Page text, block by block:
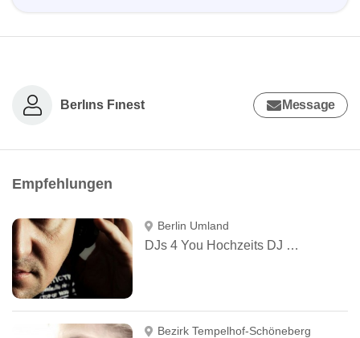
Berlıns Fınest Message
Empfehlungen
Berlin Umland
DJs 4 You Hochzeits DJ Berlin
Bezirk Tempelhof-Schöneberg